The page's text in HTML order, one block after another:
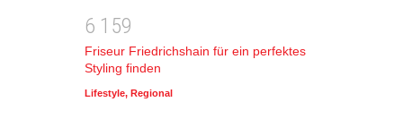
6 1 59
Friseur Friedrichshain für ein perfektes
Styling finden
Lifestyle, Regional